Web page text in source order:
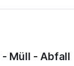
- Müll - Abfall